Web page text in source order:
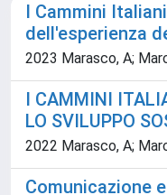
I Cammini
dell'esperienza
2023 Marasco, A;
I CAMMINI
LO SVILUPPO
2022 Marasco, A;
Comunicazione